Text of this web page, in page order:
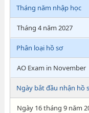
Tháng năm nhập học
Tháng 4 năm 2027
Phân loại hồ sơ
AO Exam in November
Ngày bắt đầu nhận hồ
Ngày 16 tháng 9 năm